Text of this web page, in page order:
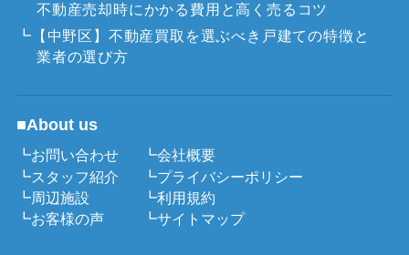
不動産売却時にかかる費用と高く売るコツ
┗【中野区】不動産買取を選ぶべき戸建ての特徴と
業者の選び方
■About us
┗お問い合わせ
┗会社概要
┗スタッフ紹介
┗プライバシーポリシー
┗周辺施設
┗利用規約
┗お客様の声
┗サイトマップ